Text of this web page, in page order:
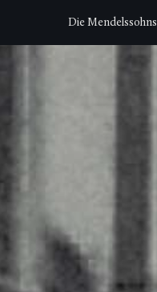
Die Mendelssohns